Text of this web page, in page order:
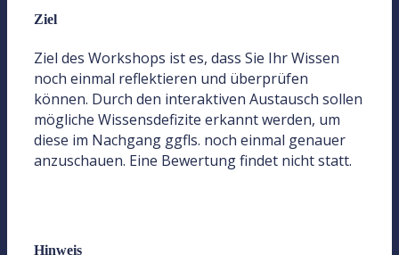
Ziel
Ziel des Workshops ist es, dass Sie Ihr Wissen
noch einmal reflektieren und überprüfen
können. Durch den interaktiven Austausch sollen
mögliche Wissensdefizite erkannt werden, um
diese im Nachgang ggfls. noch einmal genauer
anzuschauen. Eine Bewertung findet nicht statt.
Hinweis